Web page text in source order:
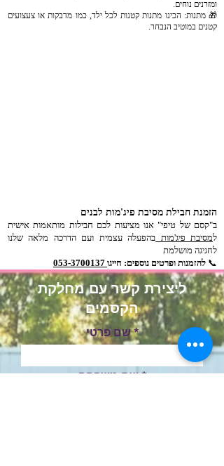
ומזרנים נוחים.
🎁 מתנות: הכינו מתנות קטנות לכל ילד, כמו מדבקות או צעצועים
קטנים במוטיב הנבחר.
הזמנת חבילת מסיבת פיג'מות לבנים
ב"קסם של טיפי" אנו מציעות לכם חבילות מותאמות אישית
למסיבת פיג'מות בהפעלה עצמית ועם הדרכה מלאה שלנו
לחגיגה מושלמת
📞 להזמנות ופרטים נוספים: חייגו
ליצירת קשר עם מחלקת
הקסמים
שם פרטי
שם משפחה